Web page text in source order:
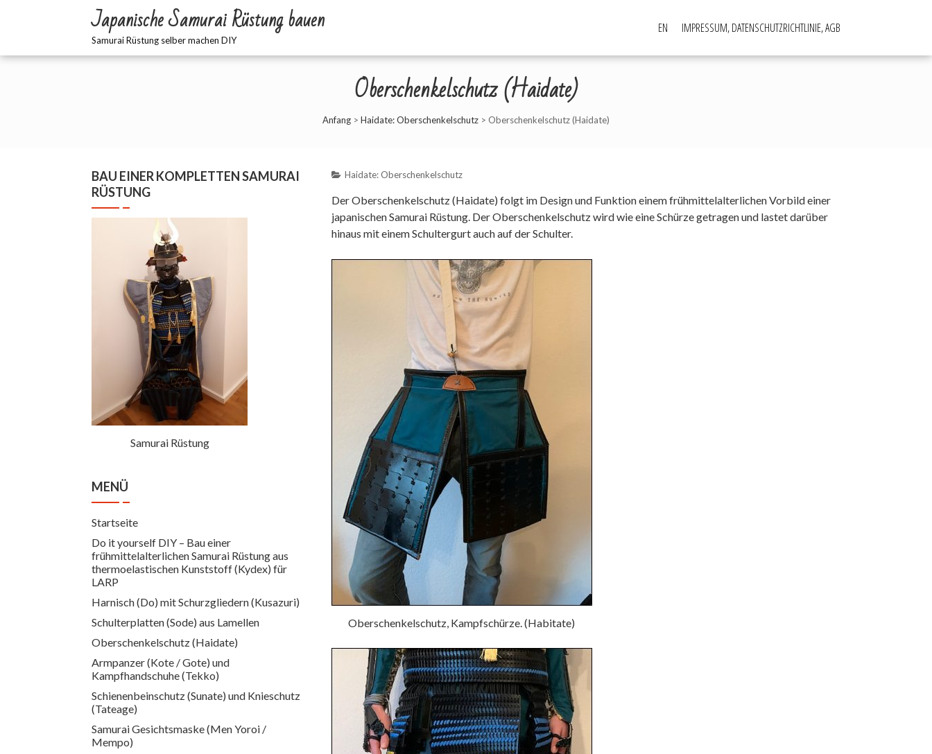
Japanische Samurai Rüstung bauen
Samurai Rüstung selber machen DIY
EN IMPRESSUM, DATENSCHUTZRICHTLINIE, AGB
Oberschenkelschutz (Haidate)
Anfang > Haidate: Oberschenkelschutz > Oberschenkelschutz (Haidate)
Haidate: Oberschenkelschutz
Der Oberschenkelschutz (Haidate) folgt im Design und Funktion einem frühmittelalterlichen Vorbild einer
japanischen Samurai Rüstung. Der Oberschenkelschutz wird wie eine Schürze getragen und lastet darüber
hinaus mit einem Schultergurt auch auf der Schulter.
Oberschenkelschutz, Kampfschürze. (Habitate)
BAU EINER KOMPLETTEN SAMURAI
RÜSTUNG
Samurai Rüstung
MENÜ
Startseite
Do it yourself DIY – Bau einer
frühmittelalterlichen Samurai Rüstung aus
thermoelastischen Kunststoff (Kydex) für
LARP
Harnisch (Do) mit Schurzgliedern (Kusazuri)
Schulterplatten (Sode) aus Lamellen
Oberschenkelschutz (Haidate)
Armpanzer (Kote / Gote) und
Kampfhandschuhe (Tekko)
Schienenbeinschutz (Sunate) und Knieschutz
(Tateage)
Samurai Gesichtsmaske (Men Yoroi /
Mempo)